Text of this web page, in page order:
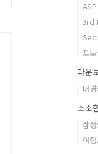
3rd
포
다운
배
소소
삼
여